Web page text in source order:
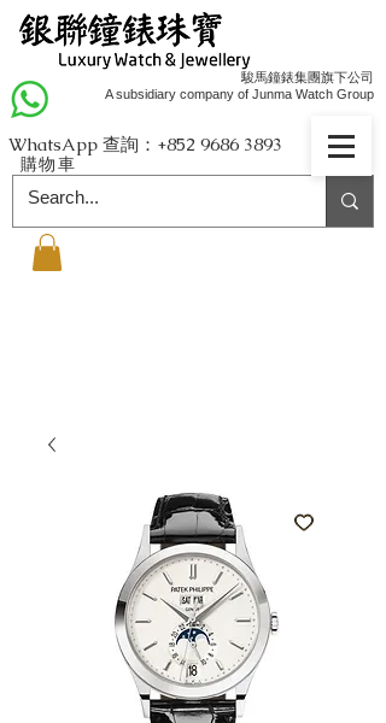
駿馬鐘錶集團旗下公司
A subsidiary company of Junma Watch Group
購物車
WhatsApp 查詢：+852 9686 3893